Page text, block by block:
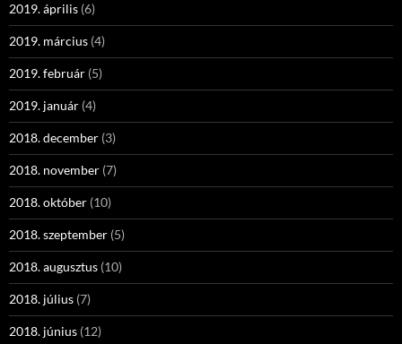
2019. április (6)
2019. március (4)
2019. február (5)
2019. január (4)
2018. december (3)
2018. november (7)
2018. október (10)
2018. szeptember (5)
2018. augusztus (10)
2018. július (7)
2018. június (12)